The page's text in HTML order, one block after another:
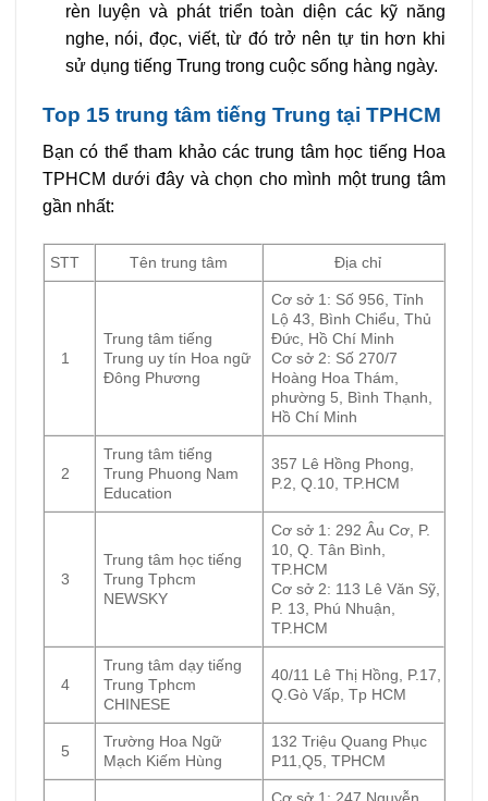
rèn luyện và phát triển toàn diện các kỹ năng
nghe, nói, đọc, viết, từ đó trở nên tự tin hơn khi
sử dụng tiếng Trung trong cuộc sống hàng ngày.
Top 15 trung tâm tiếng Trung tại TPHCM
Bạn có thể tham khảo các trung tâm học tiếng Hoa
TPHCM dưới đây và chọn cho mình một trung tâm
gần nhất:
STT Tên trung tâm Địa chỉ
1
Trung tâm tiếng
Trung uy tín Hoa ngữ
Đông Phương
Cơ sở 1: Số 956, Tỉnh
Lộ 43, Bình Chiểu, Thủ
Đức, Hồ Chí Minh
Cơ sở 2: Số 270/7
Hoàng Hoa Thám,
phường 5, Bình Thạnh,
Hồ Chí Minh
2
Trung tâm tiếng
Trung Phuong Nam
Education
357 Lê Hồng Phong,
P.2, Q.10, TP.HCM
3
Trung tâm học tiếng
Trung Tphcm
NEWSKY
Cơ sở 1: 292 Âu Cơ, P.
10, Q. Tân Bình,
TP.HCM
Cơ sở 2: 113 Lê Văn Sỹ,
P. 13, Phú Nhuận,
TP.HCM
4
Trung tâm dạy tiếng
Trung Tphcm
CHINESE
40/11 Lê Thị Hồng, P.17,
Q.Gò Vấp, Tp HCM
5
Trường Hoa Ngữ
Mạch Kiếm Hùng
132 Triệu Quang Phục
P11,Q5, TPHCM